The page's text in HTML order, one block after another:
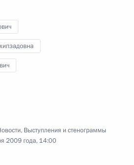
, Выступления и стенограммы
2009 года, 14:00